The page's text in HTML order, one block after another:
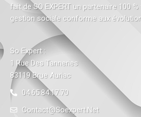
fait de SO EXPERT un partenaire 100
gestion sociale conforme aux
So Expert :
1 Rue Des Tanneries
83119 Brue Auriac
04.65.84.17.70
Contact@soexpert.net